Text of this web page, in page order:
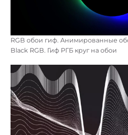
RGB обои гиф. Анимированные
Black RGB. Гиф РГБ круг на обои